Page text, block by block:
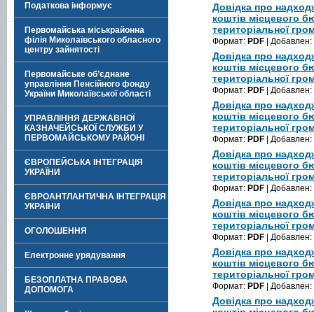
Податкова інформує
Первомайська міськрайонна
філія Миколаївського обласного
центру зайнятості
Первомайське об’єднане
управління Пенсійного фонду
України Миколаївської області
УПРАВЛІННЯ ДЕРЖАВНОЇ
КАЗНАЧЕЙСЬКОЇ СЛУЖБИ У
ПЕРВОМАЙСЬКОМУ РАЙОНІ
ЄВРОПЕЙСЬКА ІНТЕГРАЦІЯ
УКРАЇНИ
ЄВРОАНТЛАНТИЧНА ІНТЕГРАЦІЯ
УКРАЇНИ
ОГОЛОШЕННЯ
Електронне урядування
БЕЗОПЛАТНА ПРАВОВА
ДОПОМОГА
Довідка про
коштів місцевого
територіальної
Формат: PDF | Добавлен:
Довідка про
коштів місцевого
територіальної
Формат: PDF | Добавлен:
Довідка про
коштів місцевого
територіальної
Формат: PDF | Добавлен:
Довідка про
коштів місцевого
територіальної
Формат: PDF | Добавлен:
Довідка про
коштів місцевого
територіальної
Формат: PDF | Добавлен:
Довідка про
коштів місцевого
територіальної
Формат: PDF | Добавлен:
Довідка про